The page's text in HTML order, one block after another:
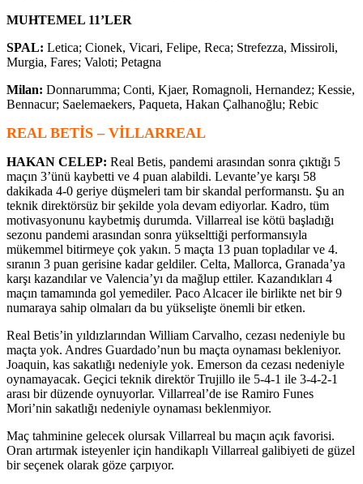
MUHTEMEL 11’LER
SPAL: Letica; Cionek, Vicari, Felipe, Reca; Strefezza, Missiroli,
Murgia, Fares; Valoti; Petagna
Milan: Donnarumma; Conti, Kjaer, Romagnoli, Hernandez; Kessie,
Bennacur; Saelemaekers, Paqueta, Hakan Çalhanoğlu; Rebic
REAL BETİS – VİLLARREAL
HAKAN CELEP: Real Betis, pandemi arasından sonra çıktığı 5
maçın 3’ünü kaybetti ve 4 puan alabildi. Levante’ye karşı 58
dakikada 4-0 geriye düşmeleri tam bir skandal performanstı. Şu an
teknik direktörsüz bir şekilde yola devam ediyorlar. Kadro, tüm
motivasyonunu kaybetmiş durumda. Villarreal ise kötü başladığı
sezonu pandemi arasından sonra yükselttiği performansıyla
mükemmel bitirmeye çok yakın. 5 maçta 13 puan topladılar ve 4.
sıranın 3 puan gerisine kadar geldiler. Celta, Mallorca, Granada’ya
karşı kazandılar ve Valencia’yı da mağlup ettiler. Kazandıkları 4
maçın tamamında gol yemediler. Paco Alcacer ile birlikte net bir 9
numaraya sahip olmaları da bu yükselişte önemli bir etken.
Real Betis’in yıldızlarından William Carvalho, cezası nedeniyle bu
maçta yok. Andres Guardado’nun bu maçta oynaması bekleniyor.
Joaquin, kas sakatlığı nedeniyle yok. Emerson da cezası nedeniyle
oynamayacak. Geçici teknik direktör Trujillo ile 5-4-1 ile 3-4-2-1
arası bir düzende oynuyorlar. Villarreal’de ise Ramiro Funes
Mori’nin sakatlığı nedeniyle oynaması beklenmiyor.
Maç tahminine gelecek olursak Villarreal bu maçın açık favorisi.
Oran artırmak isteyenler için handikaplı Villarreal galibiyeti de güzel
bir seçenek olarak göze çarpıyor.